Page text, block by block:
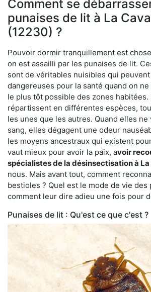
Comment se
punaises de lit à La
(12230) ?
Pouvoir dormir tranquillement est
on est assailli par les punaises de lit.
sont de véritables nuisibles qui
dangereuses pour la santé quand on
le plus tôt possible des zones habitées.
répartissent en différentes espèces,
les unes que les autres. Quand elles ne
sang, elles dégagent une odeur
les moyens ancestraux qui existent
vaut mieux pour avoir la paix, avoir
spécialistes de la désinsectisation à
nous. Mais avant tout, comment
bestioles ? Quel est le mode de vie des
comment leur dire adieu une fois pour
Punaises de lit : Qu'est ce que c'est ?